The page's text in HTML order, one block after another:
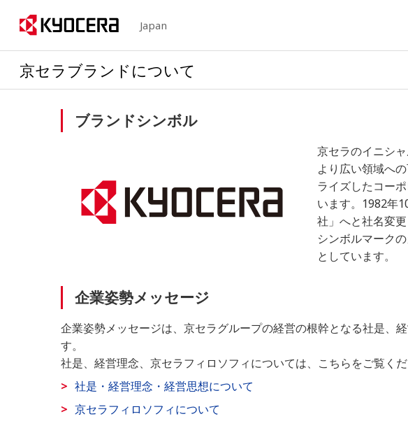
Japan
京セラブランドについて
ブランドシンボル
京セラのイニシ
より広い領域へ
ライズしたコー
います。1982年
社」へと社名変更
シンボルマーク
としています。
企業姿勢メッセージ
企業姿勢メッセージは、京セラグループの経営の根幹となる社是、
す。
社是、経営理念、京セラフィロソフィについては、こちらをご覧くだ
社是・経営理念・経営思想について
京セラフィロソフィについて